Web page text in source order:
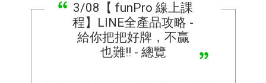
3/08【 funPro 線上課
程】LINE全產品攻略 -
給你把把好牌，不贏
也難!! - 總覽